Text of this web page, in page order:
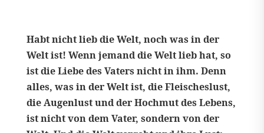
Habt nicht lieb die Welt, noch was in der
Welt ist! Wenn jemand die Welt lieb hat, so
ist die Liebe des Vaters nicht in ihm. Denn
alles, was in der Welt ist, die Fleischeslust,
die Augenlust und der Hochmut des Lebens,
ist nicht von dem Vater, sondern von der